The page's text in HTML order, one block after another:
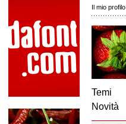
Il mio profilo
Temi
Novità